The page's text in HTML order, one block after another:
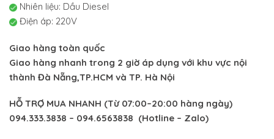
Nhiên liệu: Dầu Diesel
Điện áp: 220V
Giao hàng toàn quốc
Giao hàng nhanh trong 2 giờ áp dụng với khu vực nội
thành Đà Nẵng,TP.HCM và TP. Hà Nội
HỖ TRỢ MUA NHANH (Từ 07:00–20:00 hàng ngày)
094.333.3838 – 094.6563838 (Hotline – Zalo)